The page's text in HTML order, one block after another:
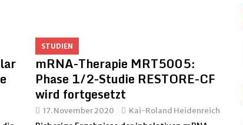
Kochsalzlösung bei unserem Sohn (CF)
Wirkung, weniger Nebenwirkung?
STUDIEN
mRNA-Therapie MRT5005:
Phase 1/2-Studie RESTORE-CF
wird fortgesetzt
17. November 2020 Kai-Roland Heidenreich